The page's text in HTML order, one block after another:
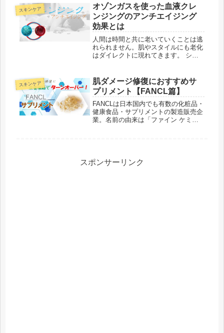
も多種多様な製品が発売されており、
ダメージ肌の修復にもおススメ。マ
ル...
スキンケア
オゾンガスを使った血液クレ
ンジングのアンチエイジング
効果とは
人間は時間と共に老いていくことは逃
れられません。肌やスタイルにも老化
はダイレクトに現れてきます。 シミ
かない老化と若返りは、古くから不老
不死が求められてきたことからも永遠
の...
スキンケア
肌ダメージ修復におすすめサ
プリメント【FANCL篇】
FANCLは日本国内でも有数の化粧品・
健康食品・サプリメントの製造販売企
業。名前の由来は「ファイン ケミカ
スポンサーリンク